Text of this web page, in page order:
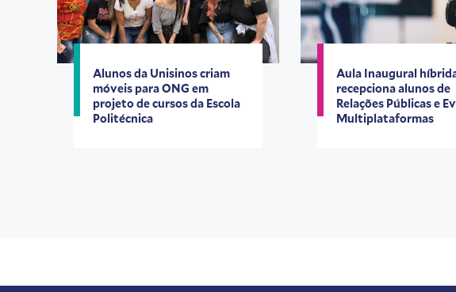
Alunos da Unisinos criam
móveis para ONG em
projeto de cursos da Escola
Politécnica
Aula Inaugural
recepciona alunos de
Relações Públicas e
Multiplataformas